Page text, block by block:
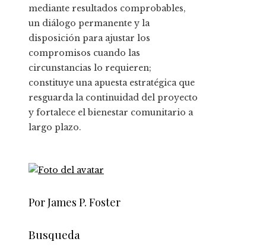
mediante resultados comprobables,
un diálogo permanente y la
disposición para ajustar los
compromisos cuando las
circunstancias lo requieren;
constituye una apuesta estratégica que
resguarda la continuidad del proyecto
y fortalece el bienestar comunitario a
largo plazo.
Por James P. Foster
Busqueda